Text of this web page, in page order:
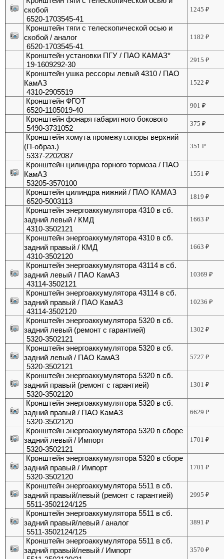
скобой
6520-1703545-41
1245₽
Кронштейн тяги с телескопической осью и
скобой / аналог
6520-1703545-41
1182₽
Кронштейн установки ПГУ / ПАО КАМАЗ*
19-1609292-30
2915₽
Кронштейн ушка рессоры левый 4310 / ПАО
КамАЗ
4310-2905519
1522₽
Кронштейн ФГОТ
6520-1105019-40
901₽
Кронштейн фонаря габаритного бокового
5490-3731052
375₽
Кронштейн хомута промежут.опоры верхний
(П-образ.)
5337-2202087
351₽
Кронштейн цилиндра горного тормоза / ПАО
КамАЗ
53205-3570100
1551₽
Кронштейн цилиндра нижний / ПАО КАМАЗ
6520-5003113
1819₽
Кронштейн энергоаккумулятора 4310 в сб.
задний левый / КМД
4310-3502121
1663₽
Кронштейн энергоаккумулятора 4310 в сб.
задний правый / КМД
4310-3502120
1663₽
Кронштейн энергоаккумулятора 43114 в сб.
задний левый / ПАО КамАЗ
43114-3502121
10369₽
Кронштейн энергоаккумулятора 43114 в сб.
задний правый / ПАО КамАЗ
43114-3502120
10236₽
Кронштейн энергоаккумулятора 5320 в сб.
задний левый (ремонт с гарантией)
5320-3502121
1302₽
Кронштейн энергоаккумулятора 5320 в сб.
задний левый / ПАО КамАЗ
5320-3502121
5727₽
Кронштейн энергоаккумулятора 5320 в сб.
задний правый (ремонт с гарантией)
5320-3502120
1301₽
Кронштейн энергоаккумулятора 5320 в сб.
задний правый / ПАО КамАЗ
5320-3502120
6629₽
Кронштейн энергоаккумулятора 5320 в сборе
задний левый / Импорт
5320-3502121
1701₽
Кронштейн энергоаккумулятора 5320 в сборе
задний правый / Импорт
5320-3502120
1701₽
Кронштейн энергоаккумулятора 5511 в сб.
задний правый/левый (ремонт с гарантией)
5511-3502124/125
2995₽
Кронштейн энергоаккумулятора 5511 в сб.
задний правый/левый / аналог
5511-3502124/125
3891₽
Кронштейн энергоаккумулятора 5511 в сб.
задний правый/левый / Импорт
3570₽